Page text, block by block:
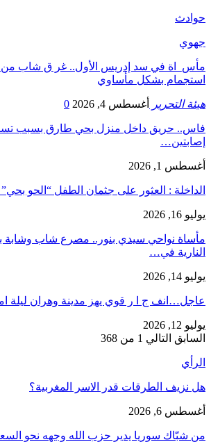
حوادث
جهوي
مأس_اة في سد إدريس الأول.. غر ق شاب من
استجمام بشكل مأساوي
هيئة التحرير أغسطس 4, 2026 0
فاس.. حريق داخل منزل بحي طارق بسبب
إصابتين…
أغسطس 1, 2026
​الداخلة : العثور على جثمان الطفل “الحو
يوليو 16, 2026
مأساة نواحي سيدي بنور.. مصرع شاب وشابة
النارية في…
يوليو 14, 2026
عاجل…انف ج ا ر قوي يهز مدينة وهران ليلة
يوليو 12, 2026
السابق التالي 1 من 368
الرأي
هل نزيف الطرقات قدر الاسر المغربية؟
أغسطس 6, 2026
من شبّاك سوريا يدير حزب الله وجهه نحو